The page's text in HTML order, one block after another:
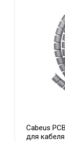
Cabeus
для